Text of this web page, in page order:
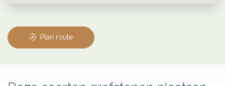
Plan route